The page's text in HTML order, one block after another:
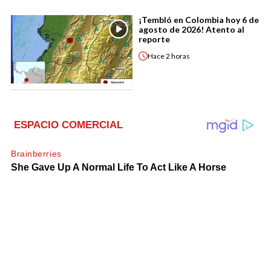
¡Tembló en Colombia hoy 6 de
agosto de 2026! Atento al
reporte
Hace2 horas